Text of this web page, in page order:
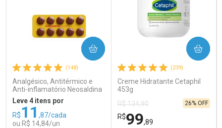
(148)
Analgésico, Antitérmico e
Anti-inflamatório Neosaldina
30mg + 300mg + 30mg 10
Drágeas
Leve 4 itens por
R$11 ,87/cada
ou R$ 14,84/un
COMPRAR
(239)
Creme Hidratante Cetaphil
453g
R$ 134,90
R$99,89
26% OFF
COMPRAR